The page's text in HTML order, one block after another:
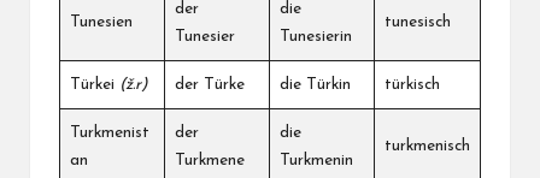
Tunesien
der
Tunesier
die
Tunesierin
tunesisch
Türkei (ž.r) der Türke die Türkin türkisch
Turkmenist
an
der
Turkmene
die
Turkmenin
turkmenisch